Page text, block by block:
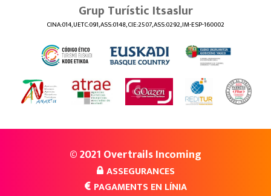
Grup Turístic Itsaslur
CINA:014, UETC:091, ASS:0148, CIE:2507, ASS:0292, IM-ESP-160002
© 2021 Overtrails Incoming
ASSEGURANCES
PAGAMENTS EN LÍNIA